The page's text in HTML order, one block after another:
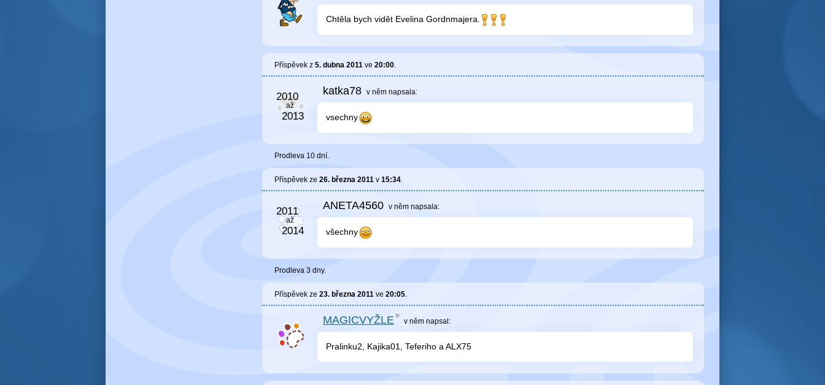
Chtěla bych vidět Evelina Gordnmajera.
Příspěvek z 5. dubna 2011 ve 20:00.
katka78 v něm napsala:
vsechny
Prodleva 10 dní.
Příspěvek ze 26. března 2011 v 15:34.
ANETA4560 v něm napsala:
všechny
Prodleva 3 dny.
Příspěvek ze 23. března 2011 ve 20:05.
MAGICVYŽLE v něm napsal:
Pralinku2, Kajika01, Teferiho a ALX75